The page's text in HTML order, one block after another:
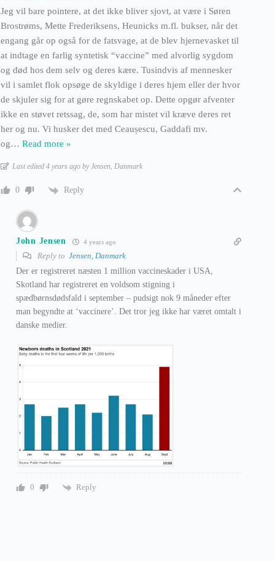
Jeg vil bare pointere, at det ikke bliver sjovt, at være i Søren
Brostrøms, Mette Frederiksens, Heunicks m.fl. bukser, når det
engang går op også for de fatsvage, at de blev hjernevasket til
at indtage en farlig syntetisk “vaccine” med alvorlig sygdom
og død hos dem selv og deres kære. Tusindvis af mennesker
vil i samlet flok opsøge de skyldige i deres hjem eller der hvor
de skjuler sig for at gøre regnskabet op. Dette opgør afventer
ikke en støvet retssag, de, som har mistet vil kræve deres ret
her og nu. Vi husker det med Ceaușescu, Gaddafi mv.
og… Read more »
Last edited 4 years ago by Jensen, Danmark
0 Reply
John Jensen 4 years ago
Reply to Jensen, Danmark
Der er registreret næsten 1 million vaccineskader i USA,
Skotland har registreret en voldsom stigning i
spædbørnsdødsfald i september – pudsigt nok 9 måneder efter
man begyndte at ‘vaccinere’. Det tror jeg ikke har været omtalt i
danske medier.
0 Reply